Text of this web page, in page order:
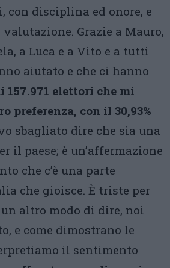
con disciplina ed onore, e
Grazie a Mauro,
a Luca e a Vito e a tutti
aiutato e che ci hanno
157.971 elettori che mi
preferenza, con il 30,93%
sbagliato dire che sia una
il paese; è un’affermazione
che c’è una parte
che gioisce. È triste per
altro modo di dire, noi
e come dimostrano le
il sentimento